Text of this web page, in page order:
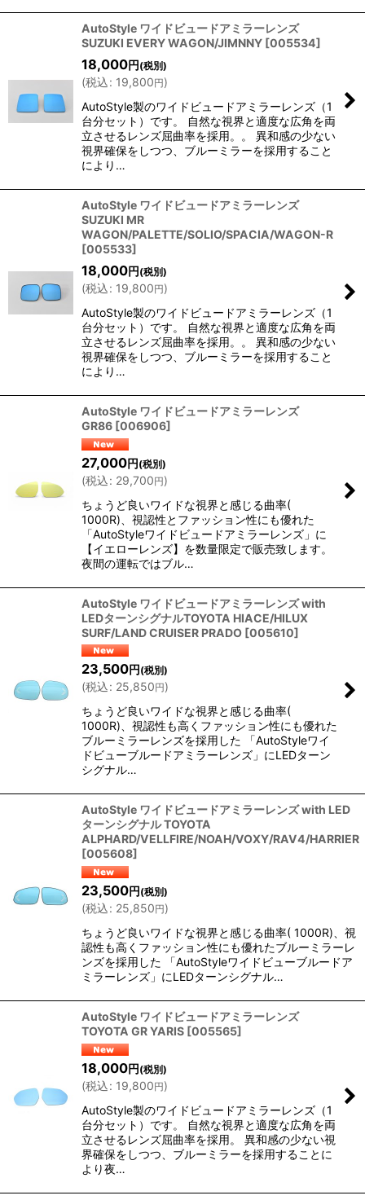
AutoStyle ワイドビュードアミラーレンズ
SUZUKI EVERY WAGON/JIMNNY [005534]
18,000円 (税別)
(税込: 19,800円)
AutoStyle製のワイドビュードアミラーレンズ（1
台分セット）です。 自然な視界と適度な広角を両
立させるレンズ屈曲率を採用。。 異和感の少ない
視界確保をしつつ、ブルーミラーを採用すること
により…
AutoStyle ワイドビュードアミラーレンズ
SUZUKI MR
WAGON/PALETTE/SOLIO/SPACIA/WAGON-R
[005533]
18,000円 (税別)
(税込: 19,800円)
AutoStyle製のワイドビュードアミラーレンズ（1
台分セット）です。 自然な視界と適度な広角を両
立させるレンズ屈曲率を採用。。 異和感の少ない
視界確保をしつつ、ブルーミラーを採用すること
により…
AutoStyle ワイドビュードアミラーレンズ
GR86 [006906]
27,000円 (税別)
(税込: 29,700円)
ちょうど良いワイドな視界と感じる曲率(
1000R)、視認性とファッション性にも優れた
「AutoStyleワイドビュードアミラーレンズ」に
【イエローレンズ】を数量限定で販売致します。
夜間の運転ではブル…
AutoStyle ワイドビュードアミラーレンズ with
LEDターンシグナルTOYOTA HIACE/HILUX
SURF/LAND CRUISER PRADO [005610]
23,500円 (税別)
(税込: 25,850円)
ちょうど良いワイドな視界と感じる曲率(
1000R)、視認性も高くファッション性にも優れた
ブルーミラーレンズを採用した 「AutoStyleワイ
ドビューブルードアミラーレンズ」にLEDターン
シグナル…
AutoStyle ワイドビュードアミラーレンズ with LED
ターンシグナル TOYOTA
ALPHARD/VELLFIRE/NOAH/VOXY/RAV4/HARRIER
[005608]
23,500円 (税別)
(税込: 25,850円)
ちょうど良いワイドな視界と感じる曲率( 1000R)、視
認性も高くファッション性にも優れたブルーミラーレ
ンズを採用した 「AutoStyleワイドビューブルードア
ミラーレンズ」にLEDターンシグナル…
AutoStyle ワイドビュードアミラーレンズ
TOYOTA GR YARIS [005565]
18,000円 (税別)
(税込: 19,800円)
AutoStyle製のワイドビュードアミラーレンズ（1
台分セット）です。 自然な視界と適度な広角を両
立させるレンズ屈曲率を採用。 異和感の少ない視
界確保をしつつ、ブルーミラーを採用することに
より夜…